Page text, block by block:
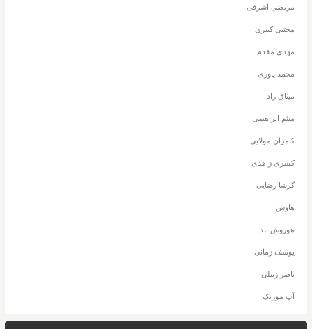
مرتضی اشرفی
مجتبی کبیری
مهدی مقدم
محمد یاوری
میثاق راد
میثم ابراهیمی
کامران مولایی
کسری زاهدی
گرشا رضایی
هاوش
هوروش بند
یوسف زمانی
ناصر زینلی
آپ موزیک